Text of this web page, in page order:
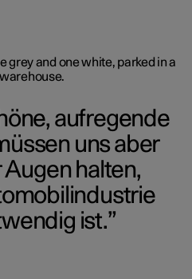
aufregende
uns aber
halten,
ist.